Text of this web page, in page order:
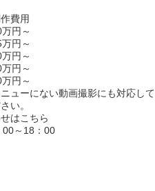
費用
円～
円～
円～
円～
円～
ューにない動画撮影にも対応して
い。
はこちら
00～18：00